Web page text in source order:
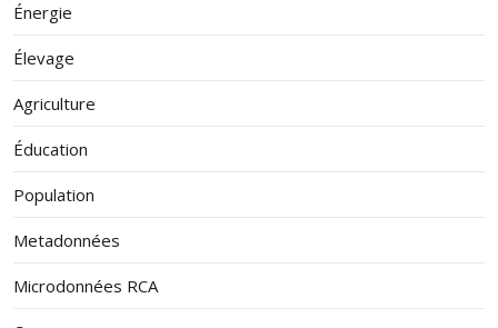
Énergie
Élevage
Agriculture
Éducation
Population
Metadonnées
Microdonnées RCA